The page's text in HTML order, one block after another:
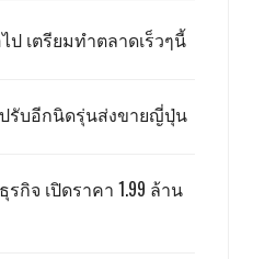
ไป เตรียมทำตลาดเร็วๆนี้
ปรับอีกนิดรุ่นส่งขายญี่ปุ่น
รกิจ เปิดราคา 1.99 ล้าน